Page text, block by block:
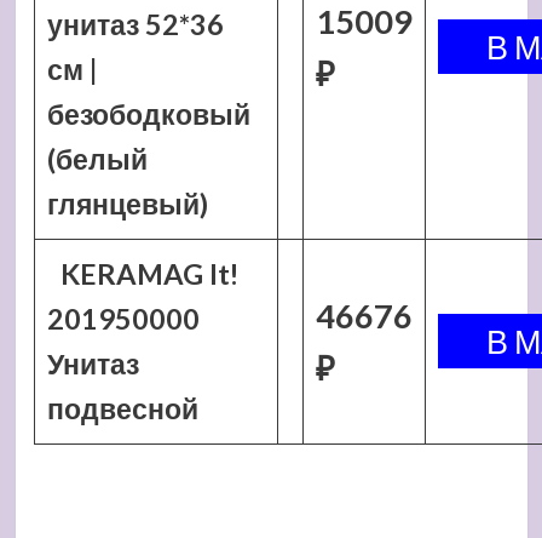
унитаз 52*36
см |
безободковый
(белый
глянцевый)
15009
₽
KERAMAG It!
201950000
Унитаз
подвесной
46676
₽